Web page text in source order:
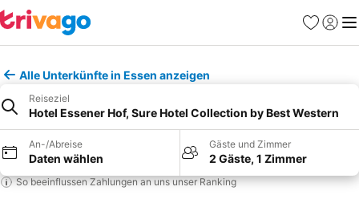
Favoriten
Alle Unterkünfte in Essen anzeigen
Reiseziel
Hotel Essener Hof, Sure Hotel Collection by Best Western
An-/Abreise
Daten wählen
Gäste und Zimmer
2 Gäste, 1 Zimmer
So beeinflussen Zahlungen an uns unser Ranking